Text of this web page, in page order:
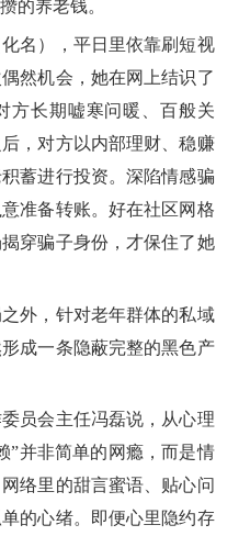
的养老钱。
名），平日里依靠刷短视
然机会，她在网上结识了
方长期嘘寒问暖、百般关
，对方以内部理财、稳赚
蓄进行投资。深陷情感骗
准备转账。好在社区网格
穿骗子身份，才保住了她
，针对老年群体的私域
成一条隐蔽完整的黑色产
会主任冯磊说，从心理
”并非简单的网瘾，而是情
络里的甜言蜜语、贴心问
的心绪。即便心里隐约存